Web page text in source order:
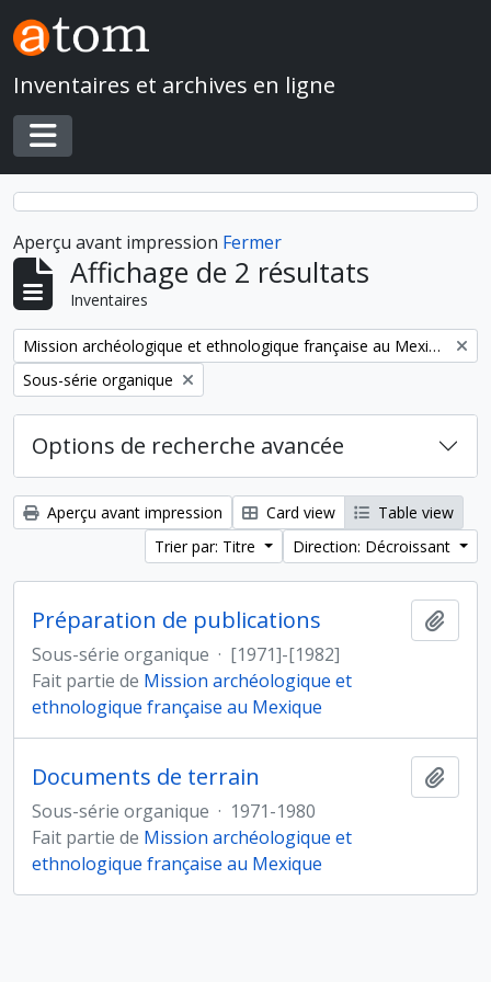
Skip to main content
Inventaires et archives en ligne
Toggle navigation
Aperçu avant impression Fermer
Affichage de 2 résultats
Inventaires
Remove filter:
Mission archéologique et ethnologique française au Mexique
Remove filter:
Sous-série organique
Options de recherche avancée
Aperçu avant impression Card view
Table view
Trier par: Titre
Direction: Décroissant
Préparation de publications
Sous-série organique · [1971]-[1982]
Fait partie de Mission archéologique et
ethnologique française au Mexique
Documents de terrain
Sous-série organique · 1971-1980
Fait partie de Mission archéologique et
ethnologique française au Mexique